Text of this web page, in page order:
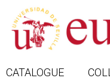
CATALOGUE